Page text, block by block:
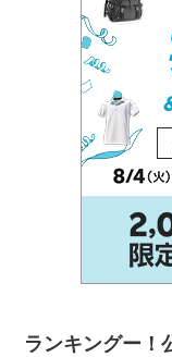
ランキングー！